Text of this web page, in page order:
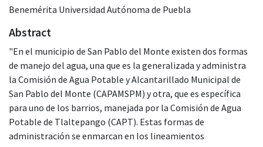
Benemérita Universidad Autónoma de Puebla
Abstract
"En el municipio de San Pablo del Monte existen dos formas
de manejo del agua, una que es la generalizada y administra
la Comisión de Agua Potable y Alcantarillado Municipal de
San Pablo del Monte (CAPAMSPM) y otra, que es específica
para uno de los barrios, manejada por la Comisión de Agua
Potable de Tlaltepango (CAPT). Estas formas de
administración se enmarcan en los lineamientos